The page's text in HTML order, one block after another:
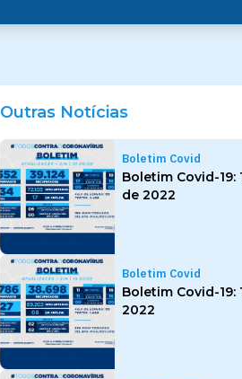
Outras Notícias
Boletim Covid
Boletim Covid-19:
de 2022
Boletim Covid
Boletim Covid-19:
2022